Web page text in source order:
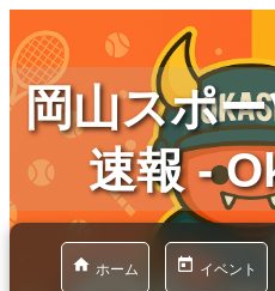
岡山スポ
速報 -
ホーム イベント